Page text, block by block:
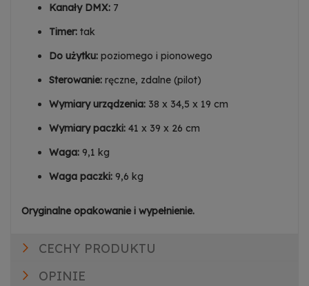
Kanały DMX: 7
Timer: tak
Do użytku: poziomego i pionowego
Sterowanie: ręczne, zdalne (pilot)
Wymiary urządzenia: 38 x 34,5 x 19 cm
Wymiary paczki: 41 x 39 x 26 cm
Waga: 9,1 kg
Waga paczki: 9,6 kg
Oryginalne opakowanie i wypełnienie.
CECHY PRODUKTU
OPINIE